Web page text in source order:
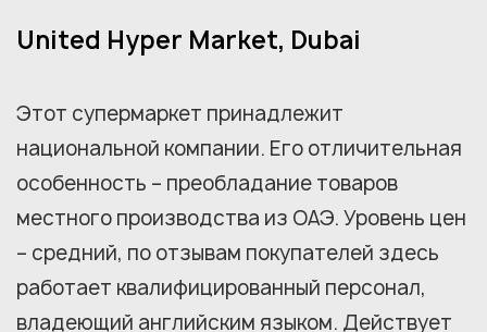
United Hyper Market, Dubai
Этот супермаркет принадлежит
национальной компании. Его отличительная
особенность – преобладание товаров
местного производства из ОАЭ. Уровень цен
– средний, по отзывам покупателей здесь
работает квалифицированный персонал,
владеющий английским языком. Действует